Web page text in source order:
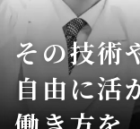
その技術
自由に活